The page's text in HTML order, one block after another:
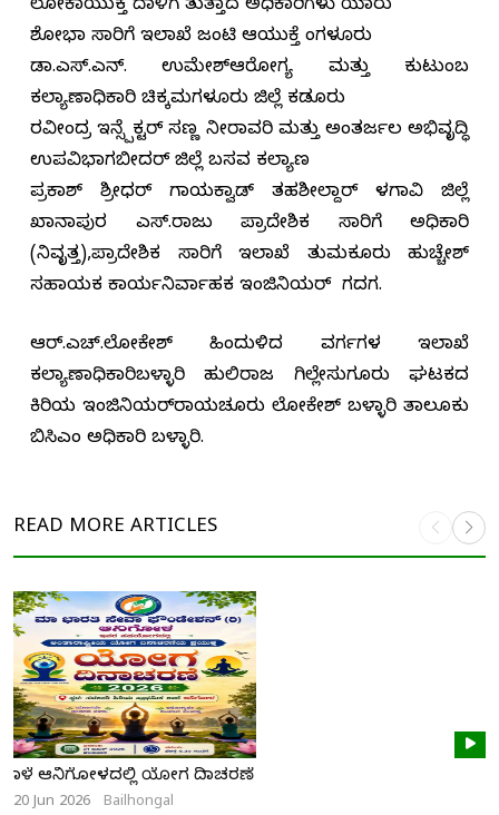
ಲೋಕಾಯುಕ್ತ ದಾಳಿಗೆ ತುತ್ತಾದ ಅಧಿಕಾರಿಗಳು ಯಾರು
ಶೋಭಾ ಸಾರಿಗೆ ಇಲಾಖೆ ಜಂಟಿ ಆಯುಕ್ತೆ ಬೆಂಗಳೂರು
ಡಾ.ಎಸ್.ಎನ್. ಉಮೇಶ್‌ಆರೋಗ್ಯ ಮತ್ತು ಕುಟುಂಬ
ಕಲ್ಯಾಣಾಧಿಕಾರಿ ಚಿಕ್ಕಮಗಳೂರು ಜಿಲ್ಲೆ ಕಡೂರು
ರವೀಂದ್ರ ಇನ್ಸ್ಪೆಕ್ಟರ್ ಸಣ್ಣ ನೀರಾವರಿ ಮತ್ತು ಅಂತರ್ಜಲ ಅಭಿವೃದ್ಧಿ
ಉಪವಿಭಾಗಬೀದರ್ ಜಿಲ್ಲೆ ಬಸವ ಕಲ್ಯಾಣ
ಪ್ರಕಾಶ್ ಶ್ರೀಧರ್ ಗಾಯಕ್ವಾಡ್ ತಹಶೀಲ್ದಾರ್ ಬೆಳಗಾವಿ ಜಿಲ್ಲೆ
ಖಾನಾಪುರ ಎಸ್.ರಾಜು ಪ್ರಾದೇಶಿಕ ಸಾರಿಗೆ ಅಧಿಕಾರಿ
(ನಿವೃತ್ತ),ಪ್ರಾದೇಶಿಕ ಸಾರಿಗೆ ಇಲಾಖೆ ತುಮಕೂರು ಹುಚ್ಚೇಶ್
ಸಹಾಯಕ ಕಾರ್ಯನಿರ್ವಾಹಕ ಇಂಜಿನಿಯರ್ ಗದಗ.
ಆರ್.ಎಚ್.ಲೋಕೇಶ್ ಹಿಂದುಳಿದ ವರ್ಗಗಳ ಇಲಾಖೆ
ಕಲ್ಯಾಣಾಧಿಕಾರಿಬಳ್ಳಾರಿ ಹುಲಿರಾಜ ಗಿಲ್ಲೇಸುಗೂರು ಘಟಕದ
ಕಿರಿಯ ಇಂಜಿನಿಯರ್‌ರಾಯಚೂರು ಲೋಕೇಶ್ ಬಳ್ಳಾರಿ ತಾಲೂಕು
ಬಿಸಿಎಂ ಅಧಿಕಾರಿ ಬಳ್ಳಾರಿ.
READ MORE ARTICLES
ನಾಳೆ ಆನಿಗೋಳದಲ್ಲಿ ಯೋಗ ದಿನಾಚರಣೆ
20 Jun 2026 Bailhongal